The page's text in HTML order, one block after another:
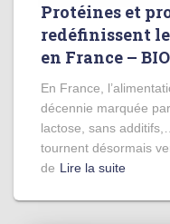
Protéines et
redéfinissent
en France –
En France,
décennie marquée
lactose, sans
tournent désormais
de Lire la suite